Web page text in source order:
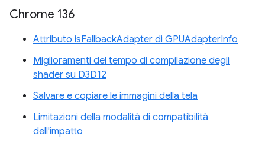
Chrome 136
Attributo isFallbackAdapter di GPUAdapterInfo
Miglioramenti del tempo di compilazione degli
shader su D3D12
Salvare e copiare le immagini della tela
Limitazioni della modalità di compatibilità
dell'impatto